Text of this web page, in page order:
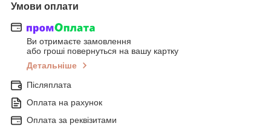
Умови оплати
Ви отримаєте замовлення
або гроші повернуться на вашу картку
Детальніше
Післяплата
Оплата на рахунок
Оплата за реквізитами